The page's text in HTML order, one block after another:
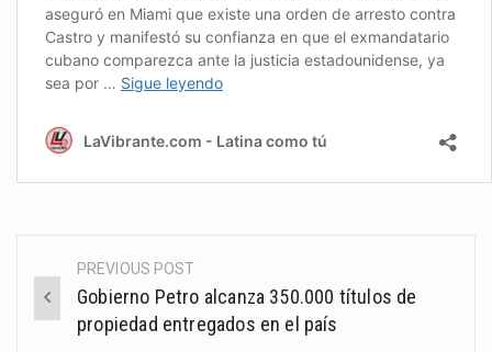
Post
navigation
PREVIOUS POST
Gobierno Petro alcanza 350.000 títulos de
propiedad entregados en el país